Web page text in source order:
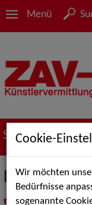
Menü
Suche nach
Darya B.
inMeine
Cookie-
Wir möchten
Bedürfnisse
sogenannte